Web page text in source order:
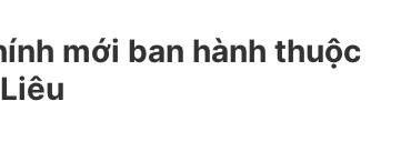
mới ban hành thuộc